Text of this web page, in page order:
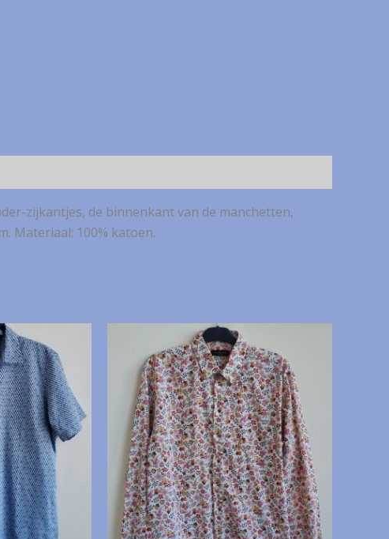
zijkantjes, de binnenkant van de manchetten,
Materiaal: 100% katoen.